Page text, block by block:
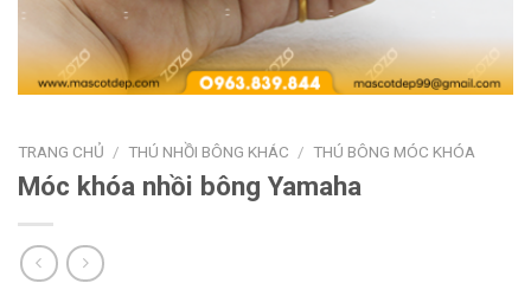
TRANG CHỦ / THÚ NHỒI BÔNG KHÁC / THÚ BÔNG MÓC KHÓA
Móc khóa nhồi bông Yamaha